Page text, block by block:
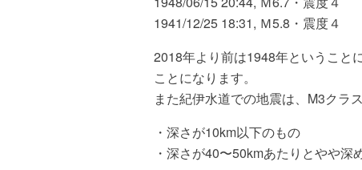
1941/12/25 18:31, Ｍ5.8・震度４
2018年より前は1948年ということ
ことになります。
また紀伊水道での地震は、M3クラ
・深さが10km以下のもの
・深さが40〜50kmあたりとやや深